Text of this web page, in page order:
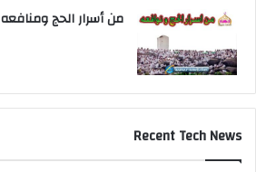
من أسرار الحج ومنافعه
Recent Tech News